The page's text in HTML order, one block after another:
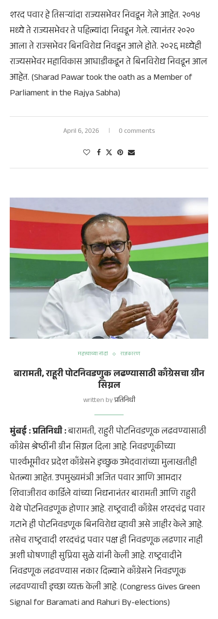
शरद पवार हे तिसऱ्यांदा राज्यसभेवर निवडून गेले आहेत. २०१४
मध्ये ते राज्यसभेवर ते पहिल्यांदा निवडून गेले. त्यानंतर २०२०
आला ते राज्सभेवर बिनविरोध निवडून आले होते. २०२६ मध्येही
राज्यसभेवर महाविकास आघाडीकडून ते बिनविरोध निवडून आल
आहेत. (Sharad Pawar took the oath as a Member of
Parliament in the Rajya Sabha)
April 6, 2026 0 comments
महत्त्वाच्या नोंदी राजकारण
बारामती, राहूरी पोटनिवडणुक लढण्यासाठी काँग्रेसचा ग्रीन
सिग्नल
written byप्रतिनिधी
मुंबई : प्रतिनिधी :बारामती, राहुरी पोटनिवडणूक लढवण्यासाठी
काँग्रेस श्रेष्ठींनी ग्रीन सिग्नल दिला आहे. निवडणूकीच्या
पार्श्वभूमीवर प्रदेश काँग्रेसने इच्छुक उमेदवारांच्या मुलाखतीही
घेतल्या आहेत. उपमुख्यमंत्री अजित पवार आणि आमदार
शिवाजीराव कार्डिले यांच्या निधनानंतर बारामती आणि राहुरी
येथे पोटनिवडणूक होणार आहे. राष्ट्रवादी काँग्रेस शरदचंद्र पवार
गटाने ही पोटनिवडणूक बिनविरोध व्हावी असे जाहीर केले आहे.
तसेच राष्ट्रवादी शरदचंद्र पवार पक्ष ही निवडणूक लढणार नाही
अशी घोषणाही सुप्रिया सुळे यांनी केली आहे. राष्ट्रवादीने
निवडणूक लढवण्यास नकार दिल्याने काँग्रेसने निवडणूक
लढवण्याची इच्छा व्यक्त केली आहे. (Congress Gives Green
Signal for Baramati and Rahuri By-elections)